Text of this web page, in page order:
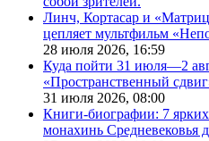
Линч, Кортасар и
цепляет мультфильм
28 июля 2026, 16:59
Куда пойти 31 июля—2
«Пространственный
31 июля 2026, 08:00
Книги-биографии: 7
монахинь Средневековья